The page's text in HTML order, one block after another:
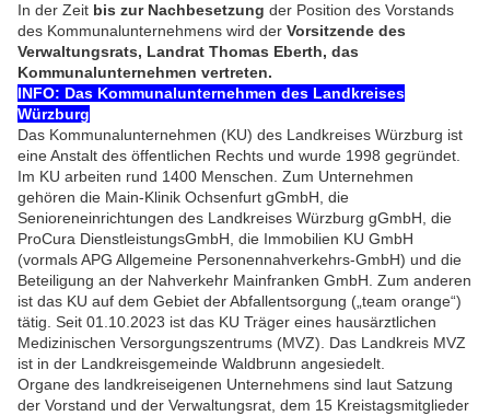
In der Zeit bis zur Nachbesetzung der Position des Vorstands
des Kommunalunternehmens wird der Vorsitzende des
Verwaltungsrats, Landrat Thomas Eberth, das
Kommunalunternehmen vertreten.
INFO: Das Kommunalunternehmen des Landkreises
Würzburg
Das Kommunalunternehmen (KU) des Landkreises Würzburg ist
eine Anstalt des öffentlichen Rechts und wurde 1998 gegründet.
Im KU arbeiten rund 1400 Menschen. Zum Unternehmen
gehören die Main-Klinik Ochsenfurt gGmbH, die
Senioreneinrichtungen des Landkreises Würzburg gGmbH, die
ProCura DienstleistungsGmbH, die Immobilien KU GmbH
(vormals APG Allgemeine Personennahverkehrs-GmbH) und die
Beteiligung an der Nahverkehr Mainfranken GmbH. Zum anderen
ist das KU auf dem Gebiet der Abfallentsorgung („team orange“)
tätig. Seit 01.10.2023 ist das KU Träger eines hausärztlichen
Medizinischen Versorgungszentrums (MVZ). Das Landkreis MVZ
ist in der Landkreisgemeinde Waldbrunn angesiedelt.
Organe des landkreiseigenen Unternehmens sind laut Satzung
der Vorstand und der Verwaltungsrat, dem 15 Kreistagsmitglieder